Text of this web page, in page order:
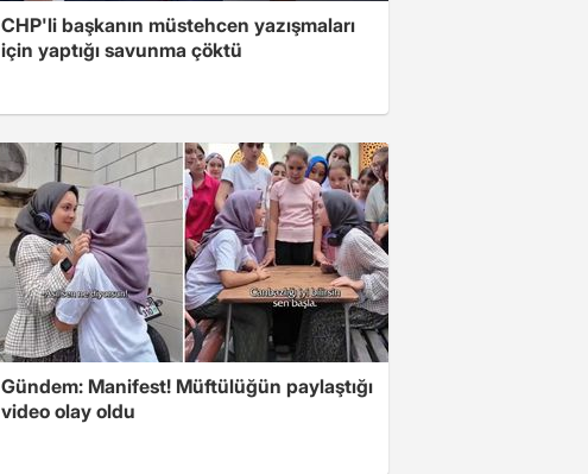
CHP'li başkanın müstehcen yazışmaları
için yaptığı savunma çöktü
Gündem: Manifest! Müftülüğün paylaştığı
video olay oldu